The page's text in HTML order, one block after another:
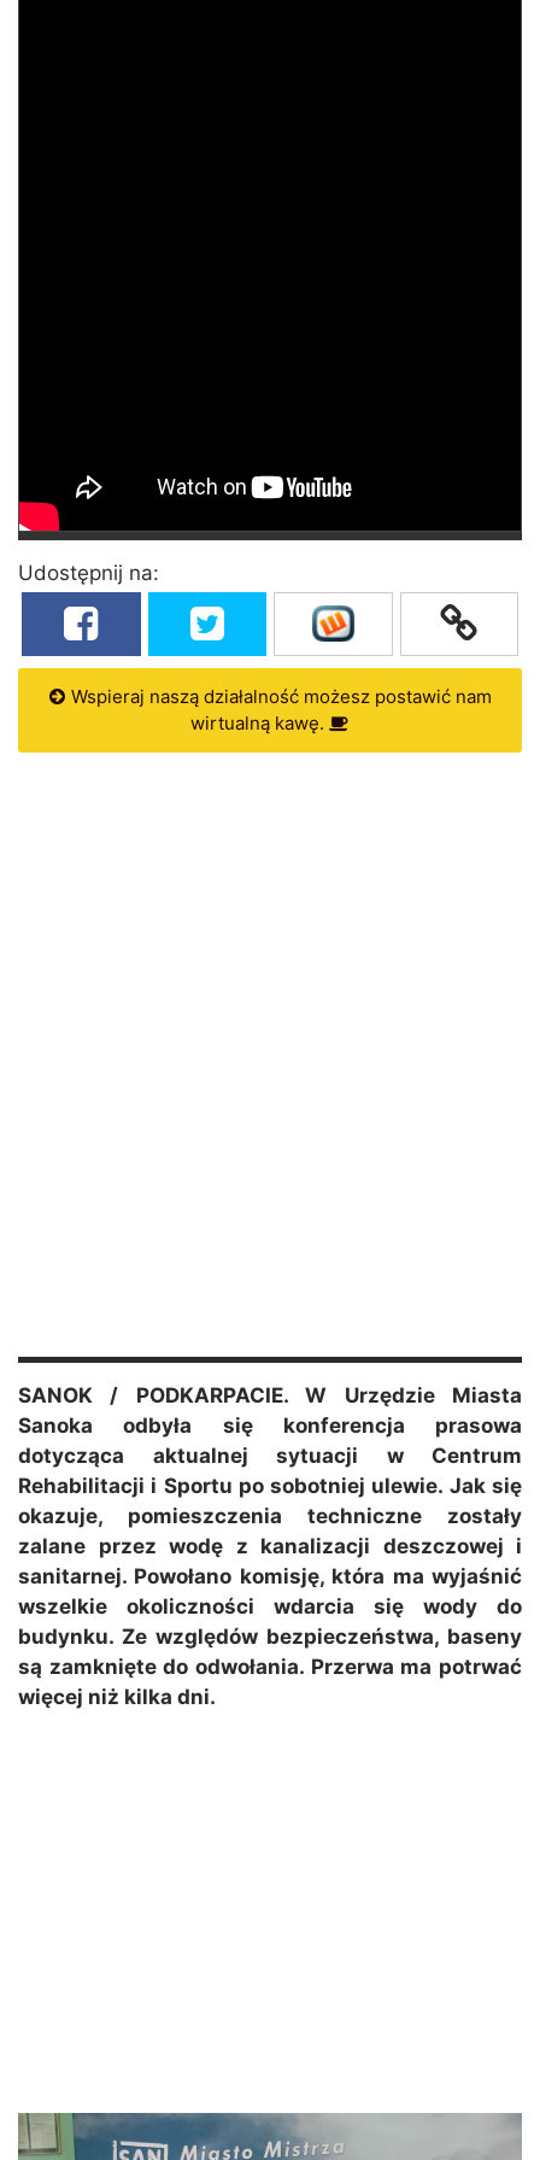
Udostępnij na:
Wspieraj naszą działalność możesz postawić nam
wirtualną kawę.
SANOK / PODKARPACIE. W Urzędzie Miasta
Sanoka odbyła się konferencja prasowa
dotycząca aktualnej sytuacji w Centrum
Rehabilitacji i Sportu po sobotniej ulewie. Jak się
okazuje, pomieszczenia techniczne zostały
zalane przez wodę z kanalizacji deszczowej i
sanitarnej. Powołano komisję, która ma wyjaśnić
wszelkie okoliczności wdarcia się wody do
budynku. Ze względów bezpieczeństwa, baseny
są zamknięte do odwołania. Przerwa ma potrwać
więcej niż kilka dni.